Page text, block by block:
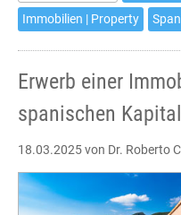
steuerliche
Immobilien | Property
Erwerb einer
spanischen
18.03.2025von Dr. Roberto